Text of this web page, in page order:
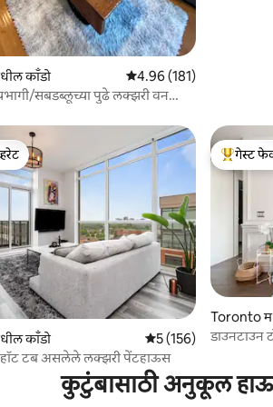
काँडो 5 पैकी 4.96 सरासरी रेटिंग,
4.96 (181)
सबडब्लूच्या पुढे लक्झरी वन
रिव्ह्यूज
काँडो 5 पैकी 5 सरासरी रेटिंग,
5 (156)
टब असलेले लक्झरी पेंटहाऊस
टॉप गेस्ट
गेस्ट
Toronto
डाउनटाउन
कुटुंबासाठी अनुकूल